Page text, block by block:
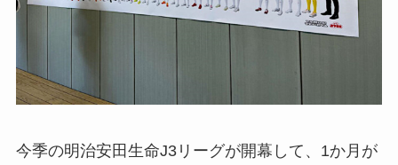
今季の明治安田生命J3リーグが開幕して、1か月が